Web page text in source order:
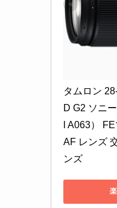
タムロン
D G2 ソニ
l A063）
AF レンズ
ンズ